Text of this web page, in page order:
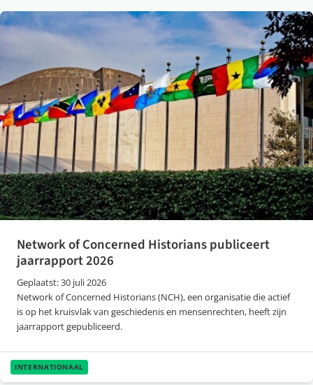
Network of Concerned Historians publiceert
jaarrapport 2026
Geplaatst: 30 juli 2026
Network of Concerned Historians (NCH), een organisatie die actief
is op het kruisvlak van geschiedenis en mensenrechten, heeft zijn
jaarrapport gepubliceerd.
INTERNATIONAAL